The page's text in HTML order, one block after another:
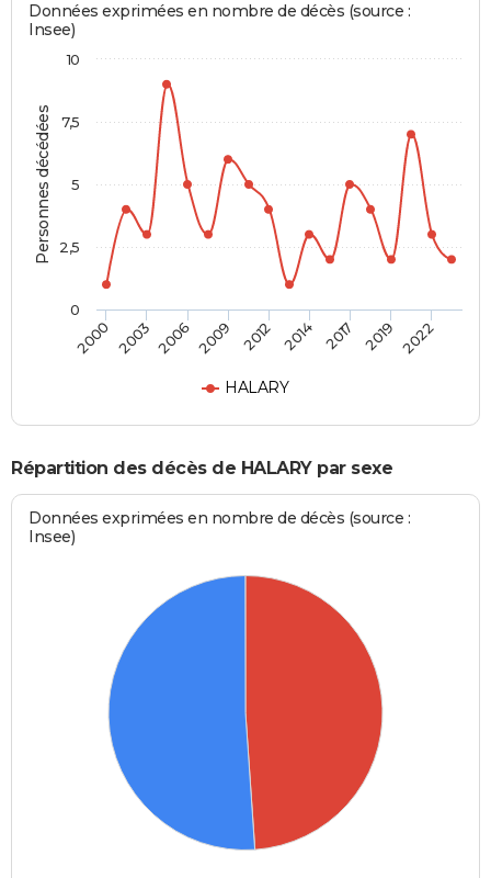
Personnes décédées
Données exprimées en nombre de décès (source :
Insee)
HALARY
2000 2003 2006 2009 2012 2014 2017 2019 2022
0
2,5
5
7,5
10
Répartition des décès de HALARY par sexe
Données exprimées en nombre de décès (source :
Insee)